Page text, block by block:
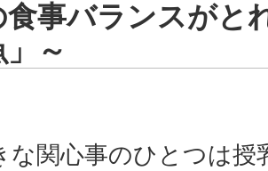
食事バランスがと
～
な関心事のひとつは